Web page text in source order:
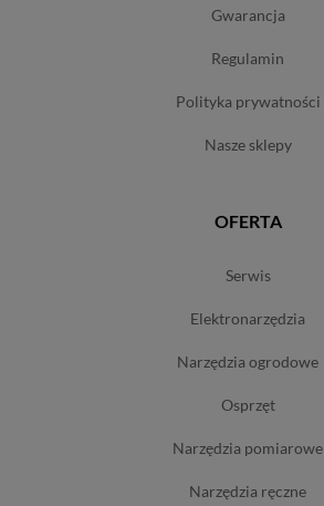
gwarancja
regulamin
polityka prywatności
nasze sklepy
OFERTA
serwis
elektronarzędzia
narzędzia ogrodowe
osprzęt
narzędzia pomiarowe
narzędzia ręczne